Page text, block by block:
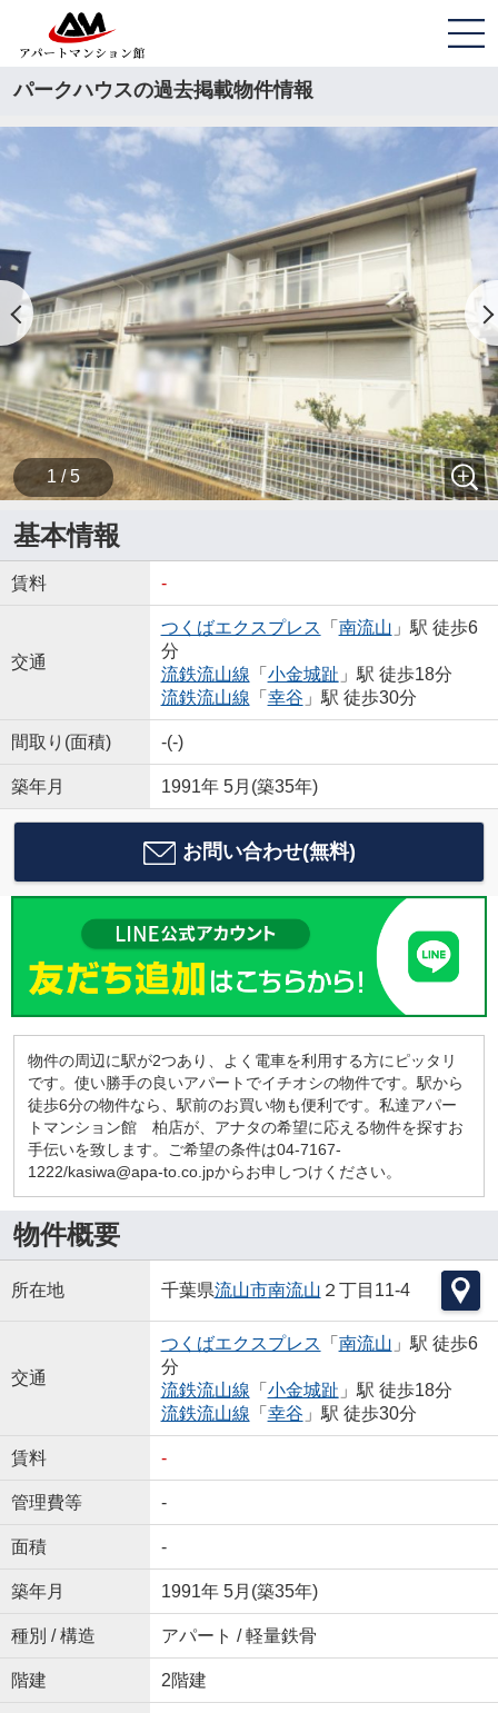
パークハウスの過去掲載物件情報
1 / 5
基本情報
賃料 -
交通
つくばエクスプレス 「 南流山 」駅 徒歩6
分
流鉄流山線 「 小金城趾 」駅 徒歩18分
流鉄流山線 「 幸谷 」駅 徒歩30分
間取り(面積) -(-)
築年月 1991年 5月(築35年)
お問い合わせ(無料)
物件の周辺に駅が2つあり、よく電車を利用する方にピッタリ
です。使い勝手の良いアパートでイチオシの物件です。駅から
徒歩6分の物件なら、駅前のお買い物も便利です。私達アパー
トマンション館 柏店が、アナタの希望に応える物件を探すお
手伝いを致します。ご希望の条件は04-7167-
1222/kasiwa@apa-to.co.jpからお申しつけください。
物件概要
所在地 千葉県流山市南流山 ２丁目11-4
交通
つくばエクスプレス 「 南流山 」駅 徒歩6
分
流鉄流山線 「 小金城趾 」駅 徒歩18分
流鉄流山線 「 幸谷 」駅 徒歩30分
賃料 -
管理費等 -
面積 -
築年月 1991年 5月(築35年)
種別 / 構造 アパート / 軽量鉄骨
階建 2階建